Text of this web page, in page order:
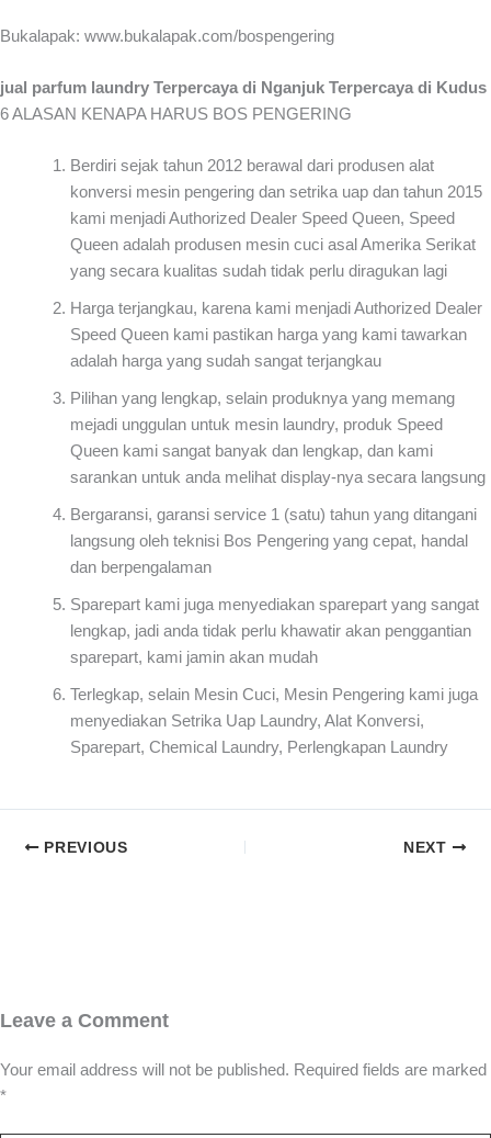
Bukalapak: www.bukalapak.com/bospengering
jual parfum laundry Terpercaya di Nganjuk Terpercaya di Kudus
6 ALASAN KENAPA HARUS BOS PENGERING
Berdiri sejak tahun 2012 berawal dari produsen alat
konversi mesin pengering dan setrika uap dan tahun 2015
kami menjadi Authorized Dealer Speed Queen, Speed
Queen adalah produsen mesin cuci asal Amerika Serikat
yang secara kualitas sudah tidak perlu diragukan lagi
Harga terjangkau, karena kami menjadi Authorized Dealer
Speed Queen kami pastikan harga yang kami tawarkan
adalah harga yang sudah sangat terjangkau
Pilihan yang lengkap, selain produknya yang memang
mejadi unggulan untuk mesin laundry, produk Speed
Queen kami sangat banyak dan lengkap, dan kami
sarankan untuk anda melihat display-nya secara langsung
Bergaransi, garansi service 1 (satu) tahun yang ditangani
langsung oleh teknisi Bos Pengering yang cepat, handal
dan berpengalaman
Sparepart kami juga menyediakan sparepart yang sangat
lengkap, jadi anda tidak perlu khawatir akan penggantian
sparepart, kami jamin akan mudah
Terlegkap, selain Mesin Cuci, Mesin Pengering kami juga
menyediakan Setrika Uap Laundry, Alat Konversi,
Sparepart, Chemical Laundry, Perlengkapan Laundry
PREVIOUS NEXT
Leave a Comment
Your email address will not be published. Required fields are marked
*